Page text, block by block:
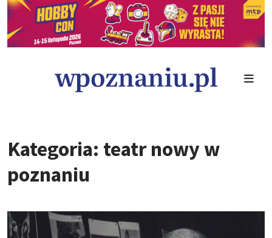
Kategoria: teatr nowy w
poznaniu